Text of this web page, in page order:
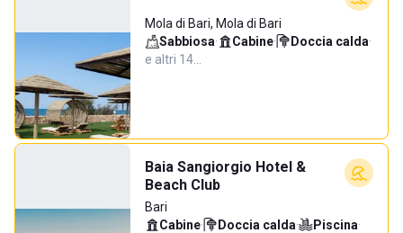
Mola di Bari, Mola di Bari
Sabbiosa· Cabine· Doccia calda·
e altri 14…
Baia Sangiorgio Hotel &
Beach Club
Bari
Cabine· Doccia calda· Piscina·